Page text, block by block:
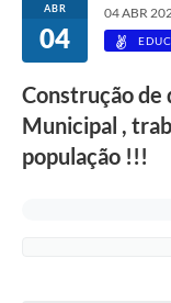
ABR
04
04 ABR
Construção de
Municipal ,
população !!!